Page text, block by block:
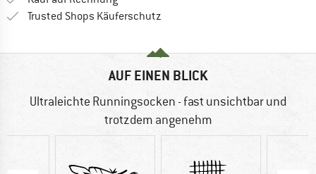
Trusted Shops Käuferschutz
AUF EINEN BLICK
Ultraleichte Runningsocken - fast unsichtbar und
trotzdem angenehm